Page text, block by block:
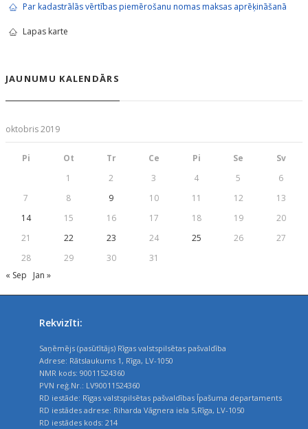
Par kadastrālās vērtības piemērošanu nomas maksas aprēķināšanā
Lapas karte
JAUNUMU KALENDĀRS
oktobris 2019
Pi Ot Tr Ce Pi Se
Sv
1
2 3 4 5
6
7
8 9 10 11 12
13
14
15 16 17 18 19
20
21
22 23 24 25 26
27
28
29 30
31
« Sep
Jan »
Rekvizīti:
Saņēmējs (pasūtītājs) Rīgas valstspilsētas pašvaldība
Adrese: Rātslaukums 1, Rīga, LV-1050
NMR kods: 90011524360
PVN reģ.Nr.: LV90011524360
RD iestāde: Rīgas valstspilsētas pašvaldības Īpašuma departaments
RD iestādes adrese: Riharda Vāgnera iela 5,Rīga, LV-1050
RD iestādes kods: 214